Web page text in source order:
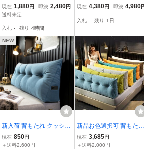
するソファ（通称 人を
ダメにするソファ）■ヘタ
■
現在 1,880円 即決 2,480円
送料未定
入札 - 残り 4時間
ソファ ビーズクッション
ト収納付き 三角 日本製
現在 4,380円 即決 4,980
入札 - 残り 1日
NEW
新入荷 背もたれ クッショ
ン 三角クッション ベッド
大きい 枕 ポケット付き
現在 850円
＋送料2,600円
新品お色選択可 背もたれ
クッション 三角クッショ
ン ベッド 大きい 枕 ポ
現在 3,685円
＋送料2,000円